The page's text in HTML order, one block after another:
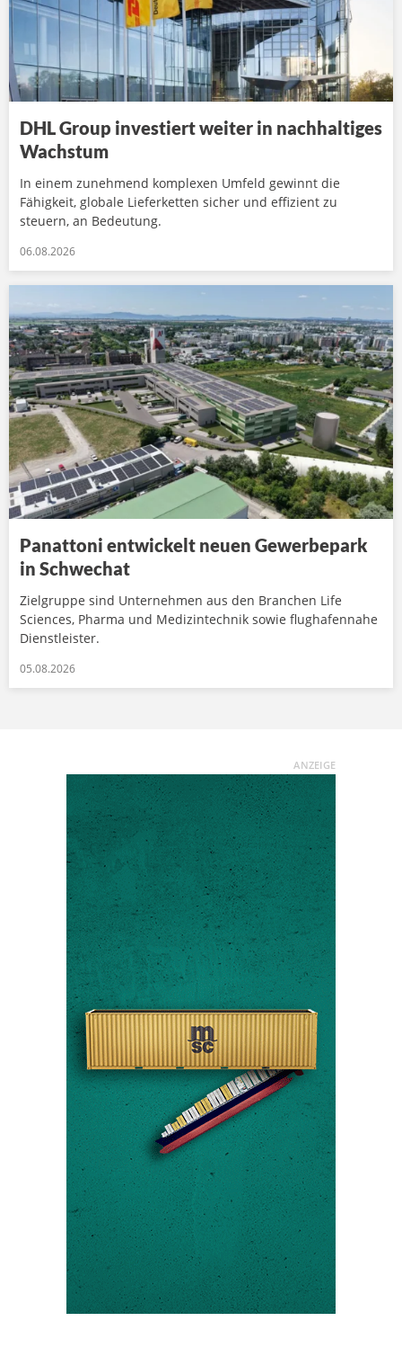
DHL Group investiert weiter in nachhaltiges
Wachstum
In einem zunehmend komplexen Umfeld gewinnt die
Fähigkeit, globale Lieferketten sicher und effizient zu
steuern, an Bedeutung.
06.08.2026
Panattoni entwickelt neuen Gewerbepark
in Schwechat
Zielgruppe sind Unternehmen aus den Branchen Life
Sciences, Pharma und Medizintechnik sowie flughafennahe
Dienstleister.
05.08.2026
ANZEIGE